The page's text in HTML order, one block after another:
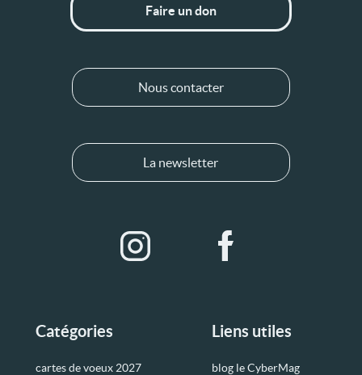
Catégories
cartes de voeux 2027
Liens utiles
blog le CyberMag
Faire un don
Nous contacter
La newsletter